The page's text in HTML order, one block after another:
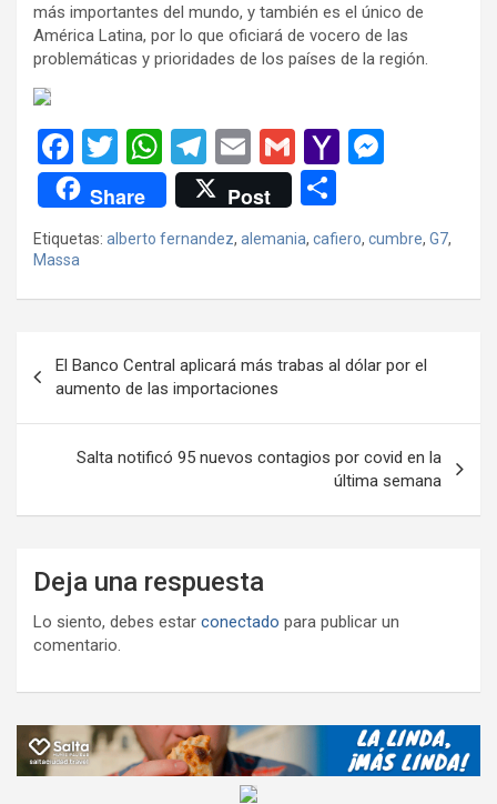
más importantes del mundo, y también es el único de
América Latina, por lo que oficiará de vocero de las
problemáticas y prioridades de los países de la región.
F
a
ce
b
o
k
T
wi
tt
er
W
h
at
s
A
p
T
el
e
gr
a
E
m
ail
G
m
ail
Y
o
o
ail
n
g
Share Post
o
m
p
tir
Etiquetas: alberto fernandez, alemania, cafiero, cumbre, G7,
Massa
de
entradas
El Banco Central aplicará más trabas al dólar por el
aumento de las importaciones
Salta notificó 95 nuevos contagios por covid en la
última semana
Deja una respuesta
Lo siento, debes estar conectado para publicar un
comentario.